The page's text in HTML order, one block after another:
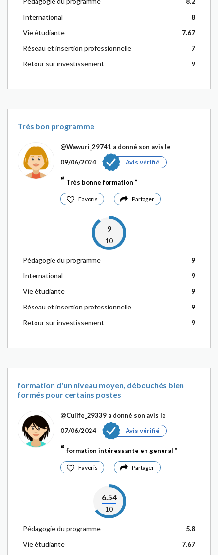
International
8
Vie étudiante
7.67
Réseau et insertion professionnelle
7
Retour sur investissement
9
Très bon programme
@Wawuri_29741 a donné son avis le
09/06/2024
Avis vérifié
Très bonne formation
Favoris Partager
9
10
Pédagogie du programme
9
International
9
Vie étudiante
9
Réseau et insertion professionnelle
9
Retour sur investissement
9
formation d'un niveau moyen, débouchés bien
formés pour certains postes
@Culife_29339 a donné son avis le
07/06/2024
Avis vérifié
formation intéressante en general
Favoris Partager
6.54
10
Pédagogie du programme
5.8
Vie étudiante
7.67